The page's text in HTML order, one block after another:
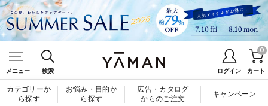
メニュー 検索 ログイン カート
0
カテゴリーか
ら探す
お悩み・目的か
ら探す
広告・カタログ
からのご注文
キャンペーン